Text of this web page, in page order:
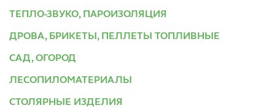
ТЕПЛО-ЗВУКО, ПАРОИЗОЛЯЦИЯ
ДРОВА, БРИКЕТЫ, ПЕЛЛЕТЫ ТОПЛИВНЫЕ
САД, ОГОРОД
ЛЕСОПИЛОМАТЕРИАЛЫ
СТОЛЯРНЫЕ ИЗДЕЛИЯ